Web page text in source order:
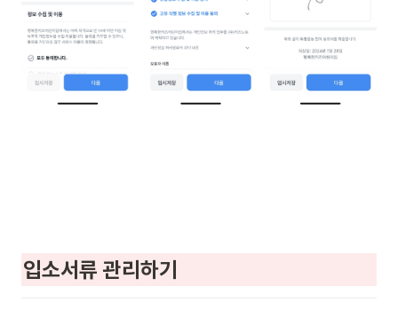
입소서류 관리하기